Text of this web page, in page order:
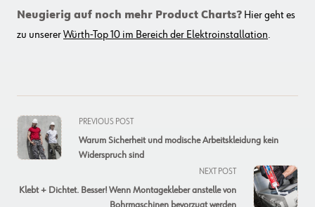
Neugierig auf noch mehr Product Charts? Hier geht es
zu unsererWürth-Top 10 im Bereich der Elektroinstallation.
<span
class="nav-
subtitle
reader-
PREVIOUS POST
Warum Sicherheit und modische Arbeitskleidung kein
Widerspruch sind
NEXT POST
Klebt + Dichtet. Besser! Wenn Montagekleber anstelle von
Bohrmaschinen bevorzugt werden